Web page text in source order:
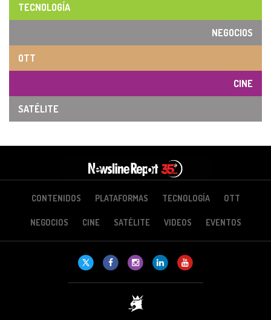
TECNOLOGÍA
NEGOCIOS
OTT
CINE
SATÉLITE
CONTENIDOS PLATAFORMAS TECNOLOGÍA OTT
NEGOCIOS CINE SATÉLITE VIDEOS EVENTOS